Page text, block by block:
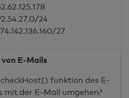
24
27
von E-Mails
funktion des E-
mit der E-Mail umgehen?